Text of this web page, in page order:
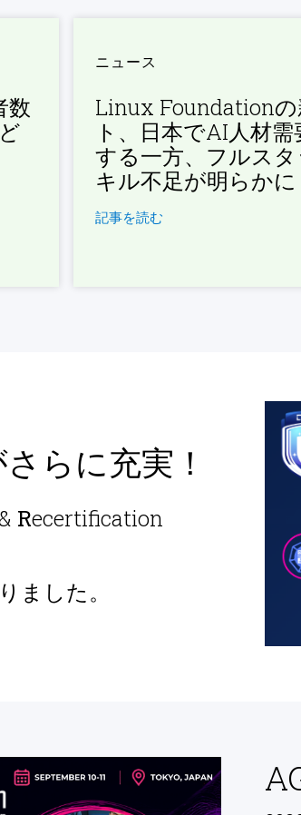
数
ニュース
Linux Foundationの
ト、日本でAI人材
する一方、フルス
キル不足が明らかに
記事を読む
らに充実！
Recertification
ました。